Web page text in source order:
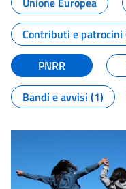
Contributi e patrocini
PNRR
Bandi e avvisi (1)